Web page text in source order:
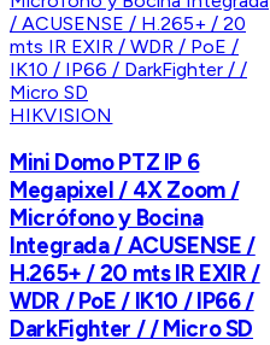
HIKVISION
Mini Domo PTZ IP 6
Megapixel / 4X Zoom /
Micrófono y Bocina
Integrada / ACUSENSE /
H.265+ / 20 mts IR EXIR /
WDR / PoE / IK10 / IP66 /
DarkFighter / / Micro SD